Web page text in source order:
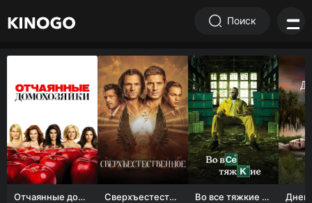
Поиск
Отчаянные домохозяйки (1 сезон) Сверхъестественное Во все тяжкие 1-5 сезон